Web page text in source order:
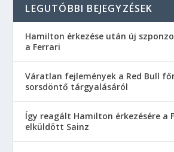
LEGUTÓBBI BEJEGYZÉSEK
Hamilton érkezése után új
a Ferrari
Váratlan fejlemények a Red Bull
sorsdöntő tárgyalásáról
Így reagált Hamilton érkezésére a
elküldött Sainz